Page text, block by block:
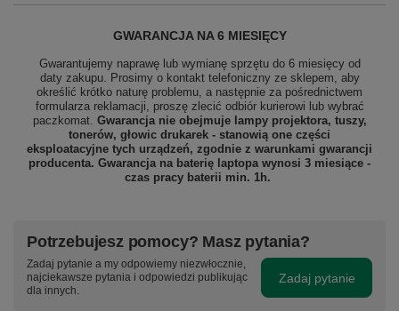
GWARANCJA NA 6 MIESIĘCY
Gwarantujemy naprawę lub wymianę sprzętu do 6 miesięcy od
daty zakupu. Prosimy o kontakt telefoniczny ze sklepem, aby
określić krótko naturę problemu, a następnie za pośrednictwem
formularza reklamacji, proszę zlecić odbiór kurierowi lub wybrać
paczkomat. Gwarancja nie obejmuje lampy projektora, tuszy,
tonerów, głowic drukarek - stanowią one części
eksploatacyjne tych urządzeń, zgodnie z warunkami gwarancji
producenta. Gwarancja na baterię laptopa wynosi 3 miesiące -
czas pracy baterii min. 1h.
Potrzebujesz pomocy? Masz pytania?
Zadaj pytanie a my odpowiemy niezwłocznie,
najciekawsze pytania i odpowiedzi publikując
dla innych.
Zadaj pytanie